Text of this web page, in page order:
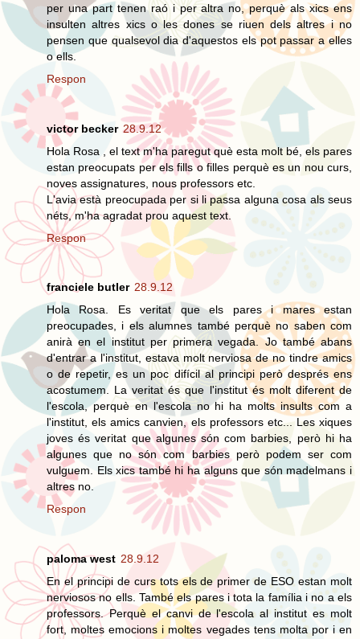
per una part tenen raó i per altra no, perquè als xics ens
insulten altres xics o les dones se riuen dels altres i no
pensen que qualsevol dia d'aquestos els pot passar a elles
o ells.
Respon
victor becker 28.9.12
Hola Rosa , el text m'ha paregut què esta molt bé, els pares
estan preocupats per els fills o filles perquè es un nou curs,
noves assignatures, nous professors etc.
L'avia està preocupada per si li passa alguna cosa als seus
néts, m'ha agradat prou aquest text.
Respon
franciele butler 28.9.12
Hola Rosa. Es veritat que els pares i mares estan
preocupades, i els alumnes també perquè no saben com
anirà en el institut per primera vegada. Jo també abans
d'entrar a l'institut, estava molt nerviosa de no tindre amics
o de repetir, es un poc difícil al principi però després ens
acostumem. La veritat és que l'institut és molt diferent de
l'escola, perquè en l'escola no hi ha molts insults com a
l'institut, els amics canvien, els professors etc... Les xiques
joves és veritat que algunes són com barbies, però hi ha
algunes que no són com barbies però podem ser com
vulguem. Els xics també hi ha alguns que són madelmans i
altres no.
Respon
paloma west 28.9.12
En el principi de curs tots els de primer de ESO estan molt
nerviosos no ells. També els pares i tota la família i no a els
professors. Perquè el canvi de l'escola al institut es molt
fort, moltes emocions i moltes vegades tens molta por i en